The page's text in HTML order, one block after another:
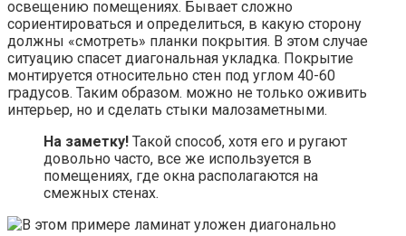
освещению помещениях. Бывает сложно
сориентироваться и определиться, в какую сторону
должны «смотреть» планки покрытия. В этом случае
ситуацию спасет диагональная укладка. Покрытие
монтируется относительно стен под углом 40-60
градусов. Таким образом. можно не только оживить
интерьер, но и сделать стыки малозаметными.
На заметку! Такой способ, хотя его и ругают
довольно часто, все же используется в
помещениях, где окна располагаются на
смежных стенах.